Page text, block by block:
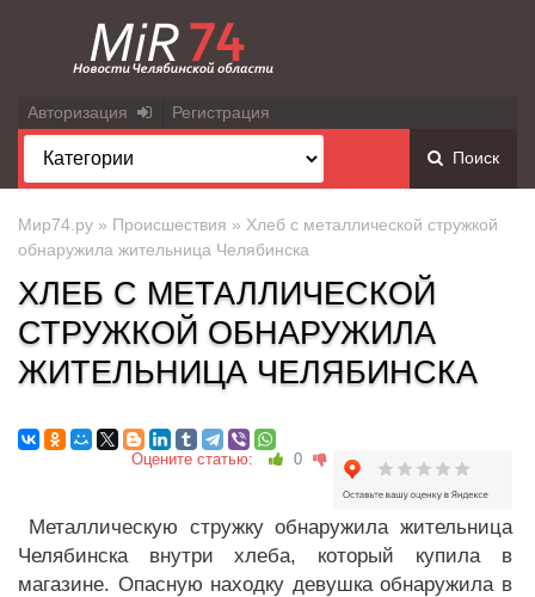
Авторизация Регистрация
Поиск
Мир74.ру » Происшествия » Хлеб с металлической стружкой
обнаружила жительница Челябинска
ХЛЕБ С МЕТАЛЛИЧЕСКОЙ
СТРУЖКОЙ ОБНАРУЖИЛА
ЖИТЕЛЬНИЦА ЧЕЛЯБИНСКА
Оцените статью: 0
Металлическую стружку обнаружила жительница
Челябинска внутри хлеба, который купила в
магазине. Опасную находку девушка обнаружила в